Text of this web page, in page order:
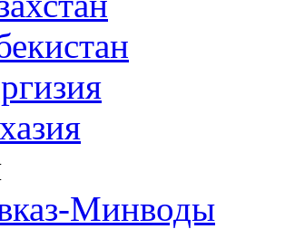
Минводы